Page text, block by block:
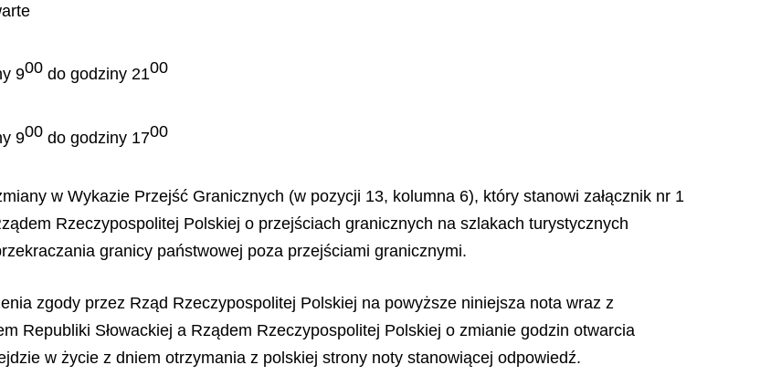
900 do godziny 2100
900 do godziny 1700
w Wykazie Przejść Granicznych (w pozycji 13, kolumna 6), który stanowi załącznik nr 1
Rzeczypospolitej Polskiej o przejściach granicznych na szlakach turystycznych
granicy państwowej poza przejściami granicznymi.
zgody przez Rząd Rzeczypospolitej Polskiej na powyższe niniejsza nota wraz z
Republiki Słowackiej a Rządem Rzeczypospolitej Polskiej o zmianie godzin otwarcia
w życie z dniem otrzymania z polskiej strony noty stanowiącej odpowiedź.